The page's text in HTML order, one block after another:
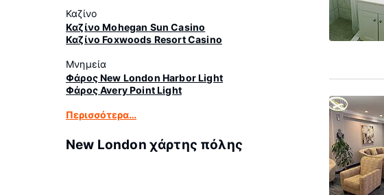
Καζίνο
Καζίνο Mohegan Sun Casino
Καζίνο Foxwoods Resort Casino
Μνημεία
Φάρος New London Harbor Light
Φάρος Avery Point Light
Περισσότερα…
New London χάρτης πόλης